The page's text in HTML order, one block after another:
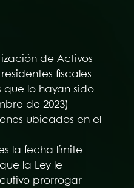
de Activos
fiscales
que lo hayan sido
de 2023)
ubicados en el
la fecha límite
la Ley le
prorrogar